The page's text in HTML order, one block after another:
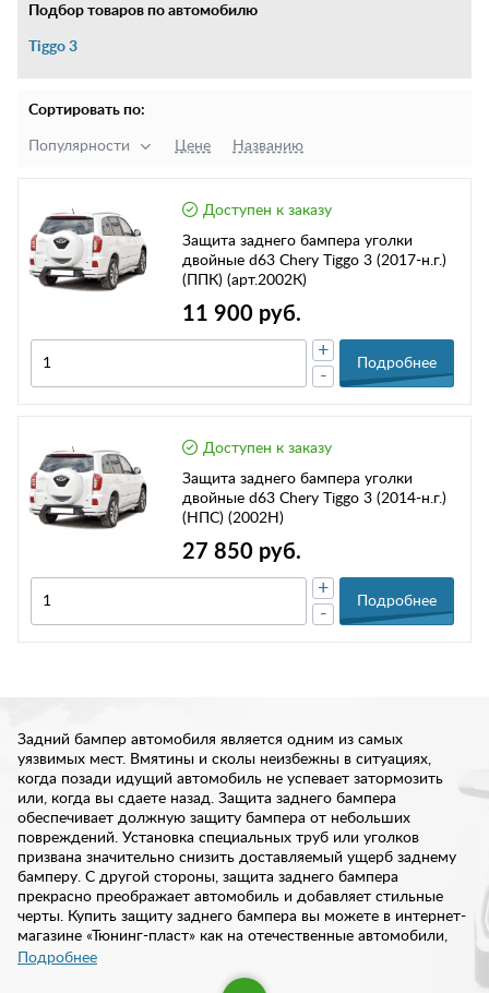
Подбор товаров по автомобилю
Tiggo 3
Сортировать по:
Популярности Цене Названию
Доступен к заказу
Защита заднего бампера уголки
двойные d63 Chery Tiggo 3 (2017-н.г.)
(ППК) (арт.2002К)
11 900 руб.
-
+
Подробнее
Доступен к заказу
Защита заднего бампера уголки
двойные d63 Chery Tiggo 3 (2014-н.г.)
(НПС) (2002Н)
27 850 руб.
-
+
Подробнее
Задний бампер автомобиля является одним из самых
уязвимых мест. Вмятины и сколы неизбежны в ситуациях,
когда позади идущий автомобиль не успевает затормозить
или, когда вы сдаете назад. Защита заднего бампера
обеспечивает должную защиту бампера от небольших
повреждений. Установка специальных труб или уголков
призвана значительно снизить доставляемый ущерб заднему
бамперу. С другой стороны, защита заднего бампера
прекрасно преображает автомобиль и добавляет стильные
черты. Купить защиту заднего бампера вы можете в интернет-
магазине «Тюнинг-пласт» как на отечественные автомобили,
так и на иномарки.
Подробнее